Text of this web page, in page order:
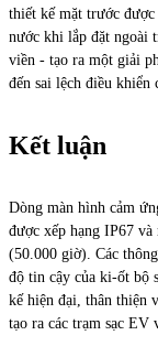
thiết kế mặt trước được
nước khi lắp đặt ngoài
viền - tạo ra một giải
đến sai lệch điều khiển
Kết luận
Dòng màn hình cảm
được xếp hạng IP67
(50.000 giờ). Các
độ tin cậy của ki-ốt bộ
kế hiện đại, thân thiện
tạo ra các trạm sạc EV